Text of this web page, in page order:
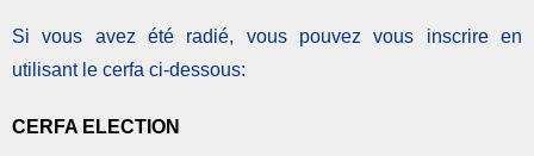
Si vous avez été radié, vous pouvez vous inscrire en
utilisant le cerfa ci-dessous:
CERFA ELECTION